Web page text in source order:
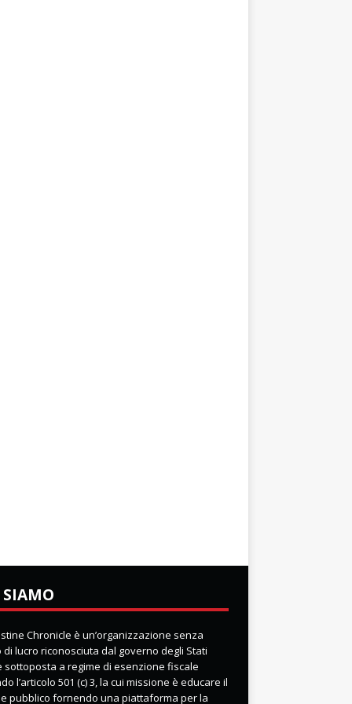
Chronicle è un’organizzazione senza
di lucro riconosciuta dal governo degli Stati
sottoposta a regime di esenzione fiscale
l’articolo 501 (c) 3, la cui missione è educare il
pubblico fornendo una piattaforma per la